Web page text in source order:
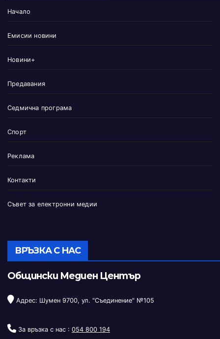
Начало
Емисии новини
Новини+
Предавания
Седмична програма
Спорт
Реклама
Контакти
Съвет за електронни медии
ВРЪЗКА С НАС
Общински Медиен Център
Адрес: Шумен 9700, ул. "Съединение" №105
За връзка с нас : 054 800 194